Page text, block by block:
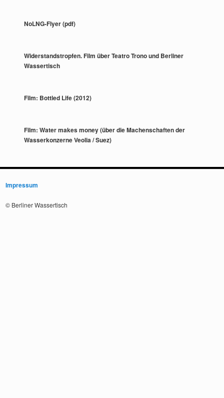
NoLNG-Flyer (pdf)
Widerstandstropfen. Film über Teatro Trono und Berliner
Wassertisch
Film: Bottled Life (2012)
Film: Water makes money (über die Machenschaften der
Wasserkonzerne Veolia / Suez)
Impressum
© Berliner Wassertisch